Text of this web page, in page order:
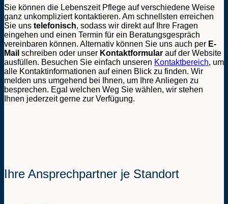
Sie können die Lebenszeit Pflege auf verschiedene Weise
ganz unkompliziert kontaktieren. Am schnellsten erreichen
Sie uns telefonisch, sodass wir direkt auf Ihre Fragen
eingehen und einen Termin für ein Beratungsgespräch
vereinbaren können. Alternativ können Sie uns auch per E-
Mail schreiben oder unser Kontaktformular auf der Website
ausfüllen. Besuchen Sie einfach unseren Kontaktbereich, um
alle Kontaktinformationen auf einen Blick zu finden. Wir
melden uns umgehend bei Ihnen, um Ihre Anliegen zu
besprechen. Egal welchen Weg Sie wählen, wir stehen
Ihnen jederzeit gerne zur Verfügung.
Ihre Ansprechpartner je Standort